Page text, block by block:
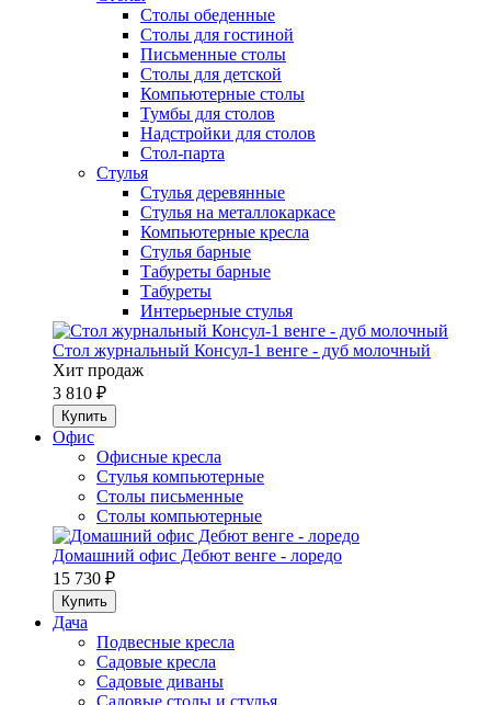
Столы обеденные
Столы для гостиной
Письменные столы
Столы для детской
Компьютерные столы
Тумбы для столов
Надстройки для столов
Стол-парта
Стулья
Стулья деревянные
Стулья на металлокаркасе
Компьютерные кресла
Стулья барные
Табуреты барные
Табуреты
Интерьерные стулья
Стол журнальный Консул-1 венге - дуб молочный
Хит продаж
3 810 ₽
Офис
Офисные кресла
Стулья компьютерные
Столы письменные
Столы компьютерные
Домашний офис Дебют венге - лоредо
15 730 ₽
Дача
Подвесные кресла
Садовые кресла
Садовые диваны
Садовые столы и стулья